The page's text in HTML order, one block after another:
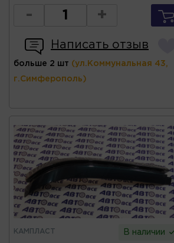
- +
Написать отзыв
больше 2 шт (ул.Коммунальная 43,
г.Симферополь)
КАМПЛАСТ В наличии